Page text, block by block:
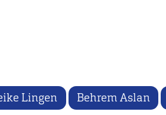
Lingen Behrem Aslan